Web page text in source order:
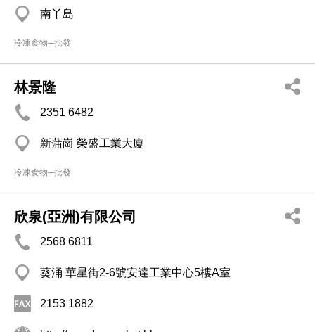
南丫島
冷凍食物─批發
林景隆
2351 6482
新蒲崗 榮盛工業大廈
冷凍食物─批發
欣泉(亞洲)有限公司
2568 6811
葵涌 華星街2-6號安達工業中心5樓A室
2153 1882